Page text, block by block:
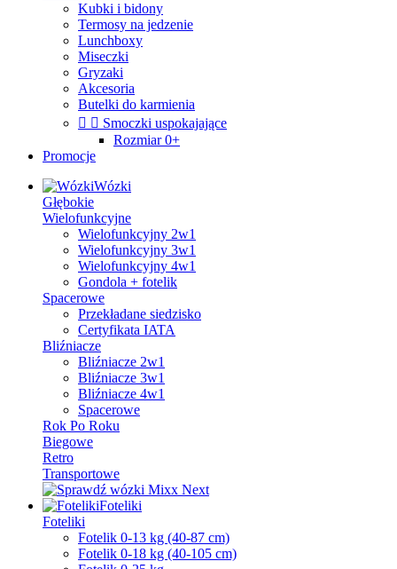
Kubki i bidony
Termosy na jedzenie
Lunchboxy
Miseczki
Gryzaki
Akcesoria
Butelki do karmienia
  Smoczki uspokajające
Rozmiar 0+
Promocje
Wózki
Głębokie
Wielofunkcyjne
Wielofunkcyjny 2w1
Wielofunkcyjny 3w1
Wielofunkcyjny 4w1
Gondola + fotelik
Spacerowe
Przekładane siedzisko
Certyfikata IATA
Bliźniacze
Bliźniacze 2w1
Bliźniacze 3w1
Bliźniacze 4w1
Spacerowe
Rok Po Roku
Biegowe
Retro
Transportowe
Foteliki
Foteliki
Fotelik 0-13 kg (40-87 cm)
Fotelik 0-18 kg (40-105 cm)